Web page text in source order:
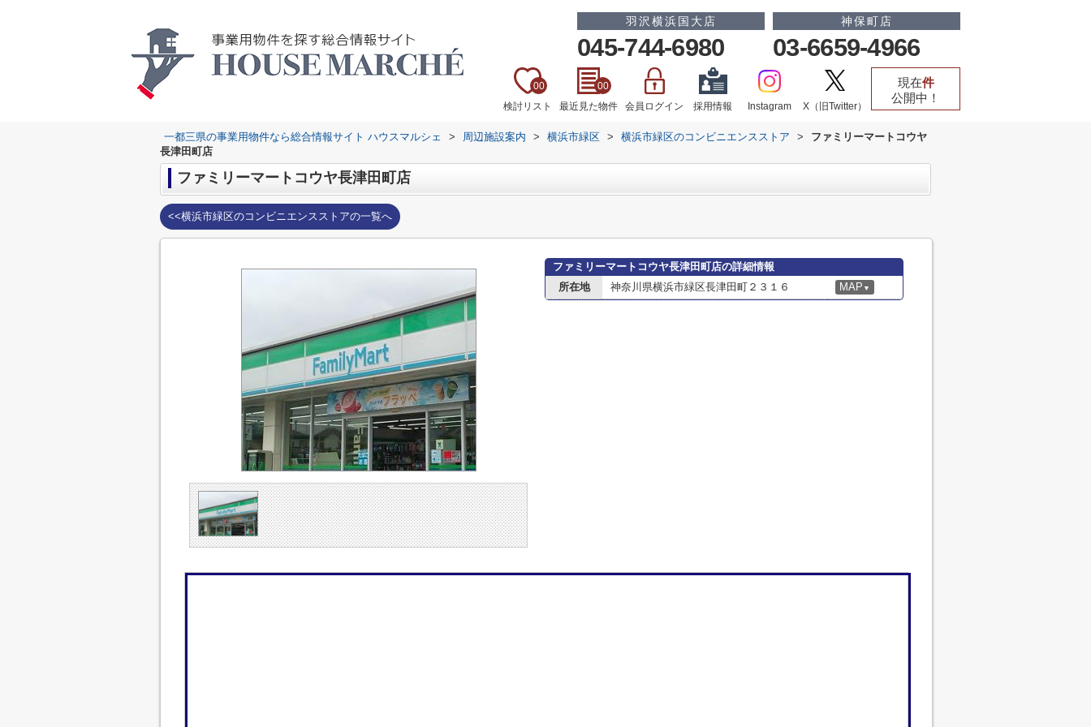
羽沢横浜国大店
045-744-6980
神保町店
03-6659-4966
検討リスト
00
最近見た物件
00
会員ログイン
採用情報 Instagram X（旧Twitter）
現在件
公開中！
一都三県の事業用物件なら総合情報サイト ハウスマルシェ > 周辺施設案内 > 横浜市緑区 > 横浜市緑区のコンビニエンスストア >
ファミリーマートコウヤ
長津田町店
ファミリーマートコウヤ長津田町店
<<横浜市緑区のコンビニエンスストアの一覧へ
ファミリーマートコウヤ長津田町店の詳細情報
所在地
神奈川県横浜市緑区長津田町２３１６ MAP ▼